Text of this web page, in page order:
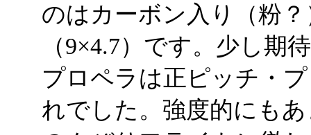
のはカーボン入り（粉
（9×4.7）です。少し期
プロペラは正ピッチ・
れでした。強度的にも